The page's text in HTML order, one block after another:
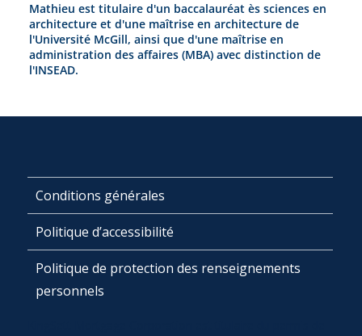
Mathieu est titulaire d'un baccalauréat ès sciences en
architecture et d'une maîtrise en architecture de
l'Université McGill, ainsi que d'une maîtrise en
administration des affaires (MBA) avec distinction de
l'INSEAD.
Conditions générales
Politique d’accessibilité
Politique de protection des renseignements
personnels